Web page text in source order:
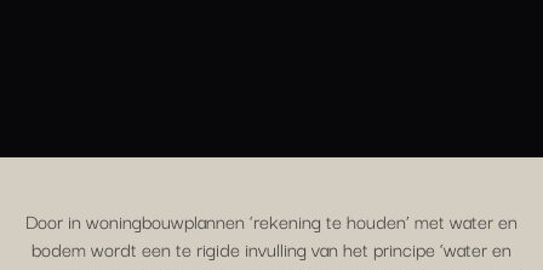
Door in woningbouwplannen ‘rekening te houden’ met water en
bodem wordt een te rigide invulling van het principe ‘water en